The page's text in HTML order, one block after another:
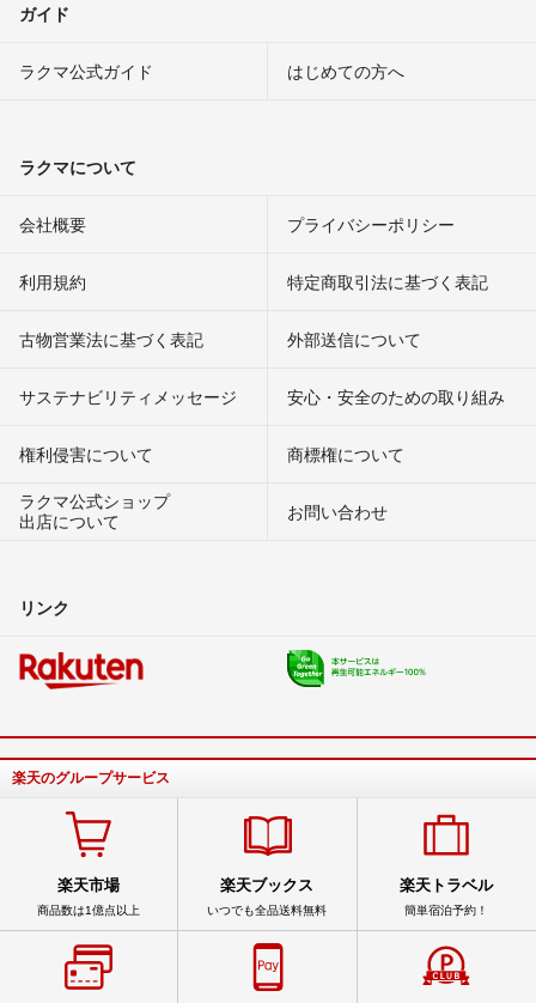
ガイド
ラクマ公式ガイド はじめての方へ
ラクマについて
会社概要 プライバシーポリシー
利用規約 特定商取引法に基づく表記
古物営業法に基づく表記 外部送信について
サステナビリティメッセージ 安心・安全のための取り組み
権利侵害について
商標権について
ラクマ公式ショップ
出店について
お問い合わせ
リンク
楽天のグループサービス
楽天市場
商品数は1億点以上
楽天ブックス
いつでも全品送料無料
楽天トラベル
簡単宿泊予約！